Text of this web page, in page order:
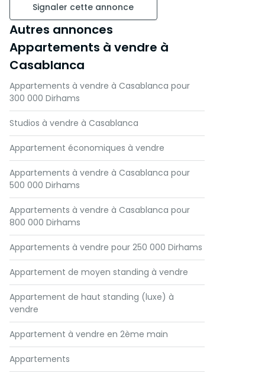
Signaler cette annonce
Autres annonces
Appartements à vendre à
Casablanca
Appartements à vendre à Casablanca pour
300 000 Dirhams
Studios à vendre à Casablanca
Appartement économiques à vendre
Appartements à vendre à Casablanca pour
500 000 Dirhams
Appartements à vendre à Casablanca pour
800 000 Dirhams
Appartements à vendre pour 250 000 Dirhams
Appartement de moyen standing à vendre
Appartement de haut standing (luxe) à
vendre
Appartement à vendre en 2ème main
Appartements